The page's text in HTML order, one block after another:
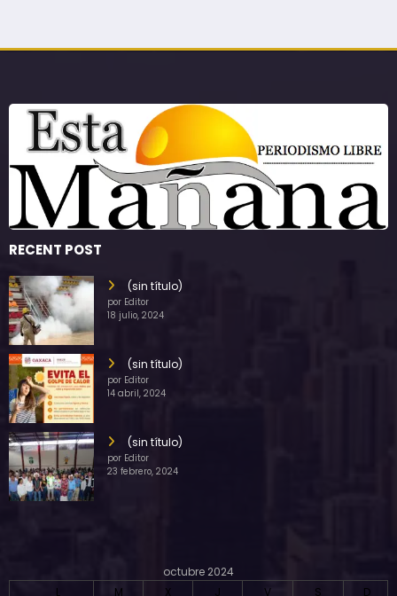
RECENT POST
(sin título)
por Editor
18 julio, 2024
(sin título)
por Editor
14 abril, 2024
(sin título)
por Editor
23 febrero, 2024
octubre 2024
L
M X J V S D